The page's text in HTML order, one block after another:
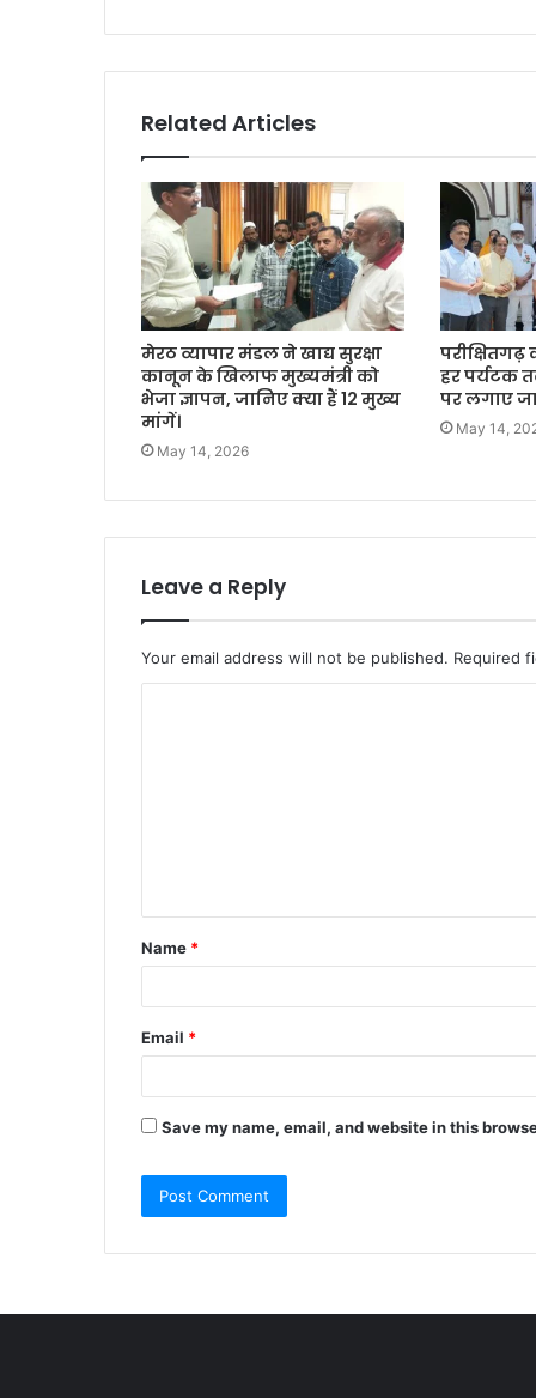
Related Articles
मेरठ व्यापार मंडल ने खाद्य सुरक्षा
कानून के खिलाफ मुख्यमंत्री को
भेजा ज्ञापन, जानिए क्या हैं 12 मुख्य
मांगें।
May 14, 2026
हर पर्यटक
पर लगाए
May 14,
Leave a Reply
Your email address will not be published. Required
t
*
Name *
Email *
Save my name, email, and website in this